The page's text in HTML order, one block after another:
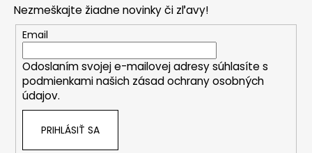
a
c
i
e
p
r
Nezmeškajte žiadne novinky či zľavy!
Email
Odoslaním svojej e-mailovej adresy súhlasíte s
podmienkami našich zásad ochrany osobných
údajov.
PRIHLÁSIŤ SA